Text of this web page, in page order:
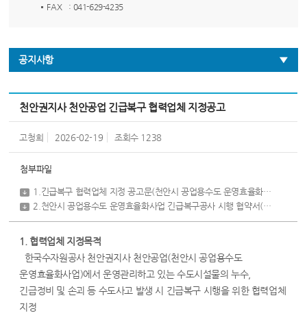
FAX
: 041-629-4235
공지사항
천안권지사 천안공업 긴급복구 협력업체 지정공고
고청희 2026-02-19 조회수 1238
첨부파일
1.긴급복구 협력업체 지정 공고문(천안시 공업용수도 운영효율화사업).hwp
2.천안시 공업용수도 운영효율화사업 긴급복구공사 시행 협약서(안).hwp
1. 협력업체 지정목적
한국수자원공사 천안권지사 천안공업(천안시 공업용수도
운영효율화사업)에서 운영관리하고 있는 수도시설물의 누수,
긴급정비 및 손괴 등 수도사고 발생 시 긴급복구 시행을 위한 협력업체
지정